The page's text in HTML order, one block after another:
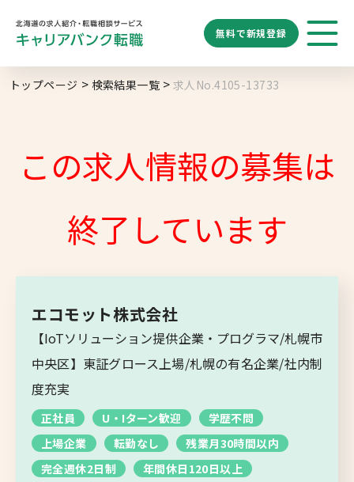
無料で新規登録
求人閲覧履歴 新着求人一覧
転職支援サービス
新規登録
勤務地 業種 職種
道央エリア
空知エリア
オホーツクエリア
胆振・日高エリア
道北・旭川エリア
稚内・留萌エリア
道南エリア
トップページ 検索結果一覧 求人No.4105-13733
この求人情報の募集は
終了しています
エコモット株式会社
【IoTソリューション提供企業・プログラマ/札幌市
中央区】東証グロース上場/札幌の有名企業/社内制
度充実
正社員 U・Iターン歓迎
学歴不問
上場企業
転勤なし
残業月30時間以内
完全週休2日制
年間休日120日以上